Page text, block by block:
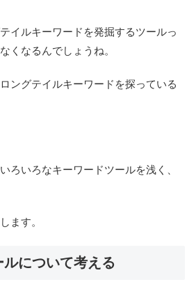
イルキーワードを発掘するツールっ
くなるんでしょうね。
ングテイルキーワードを探っている
ろいろなキーワードツールを浅く、
ます。
について考える